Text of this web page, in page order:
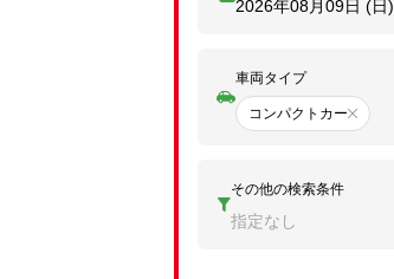
2026年08月09日 (日)
車両タイプ
コンパクトカー
その他の検索条件
指定なし